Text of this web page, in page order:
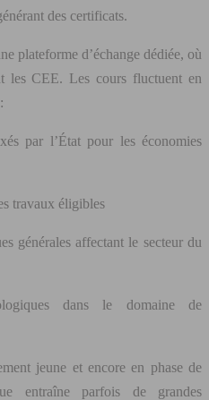
des certificats.
plateforme d’échange dédiée, où
les CEE. Les cours fluctuent en
par l’État pour les économies
travaux éligibles
générales affectant le secteur du
dans le domaine de
jeune et encore en phase de
entraîne parfois de grandes